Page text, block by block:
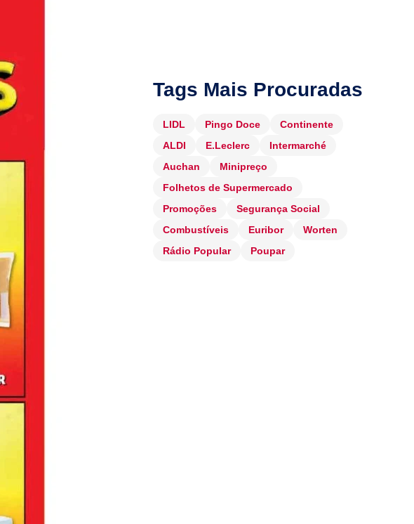
Tags Mais Procuradas
LIDL Pingo Doce
Continente
ALDI
E.Leclerc
Intermarché
Auchan
Minipreço
Folhetos de Supermercado
Promoções
Segurança Social
Combustíveis
Euribor
Worten
Rádio Popular
Poupar